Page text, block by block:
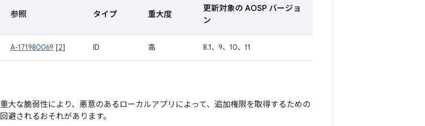
参照 タイプ 重大度
更新対象の AOSP バージョ
ン
A-171980069 [2] ID 高 8.1、9、10、11
大な脆弱性により、悪意のあるローカルアプリによって、追加権限を取得するための
避されるおそれがあります。